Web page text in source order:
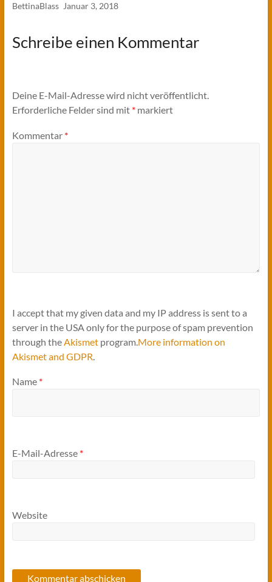
BettinaBlass Januar 3, 2018
Schreibe einen Kommentar
Deine E-Mail-Adresse wird nicht veröffentlicht.
Erforderliche Felder sind mit *markiert
Kommentar *
I accept that my given data and my IP address is sent to a
server in the USA only for the purpose of spam prevention
through the Akismetprogram. More information on
Akismet and GDPR
Name *
E-Mail-Adresse *
Website